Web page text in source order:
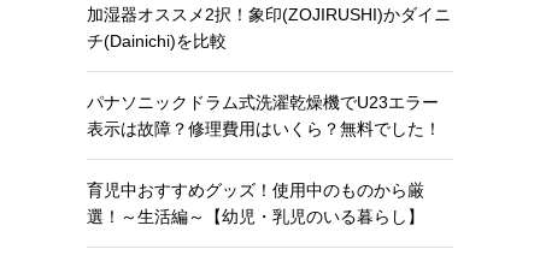
加湿器オススメ2択！象印(ZOJIRUSHI)かダイニ
チ(Dainichi)を比較
パナソニックドラム式洗濯乾燥機でU23エラー
表示は故障？修理費用はいくら？無料でした！
育児中おすすめグッズ！使用中のものから厳
選！～生活編～【幼児・乳児のいる暮らし】